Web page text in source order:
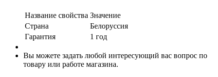
Название свойства Значение
Страна
Белоруссия
Гарантия
1 год
Вы можете задать любой интересующий вас вопрос по
товару или работе магазина.